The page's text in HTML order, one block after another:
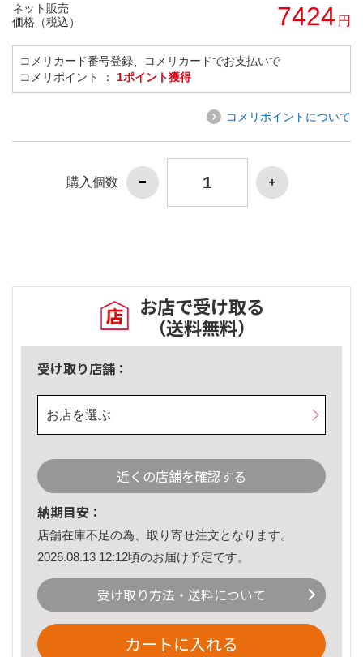
ネット販売
価格（税込）
7424 円
コメリカード番号登録、コメリカードでお支払いで
コメリポイント ： 1ポイント獲得
コメリポイントについて
購入個数
お店で受け取る
（送料無料）
受け取り店舗：
お店を選ぶ
近くの店舗を確認する
納期目安：
店舗在庫不足の為、取り寄せ注文となります。
2026.08.13 12:12頃のお届け予定です。
受け取り方法・送料について
カートに入れる